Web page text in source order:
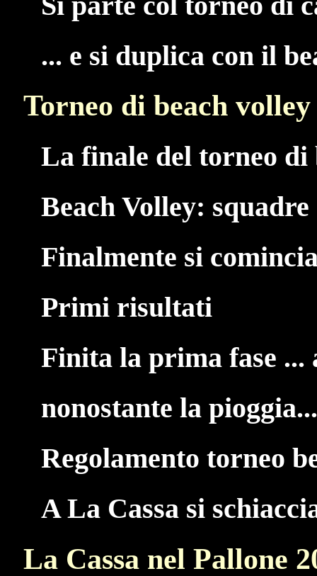
... e si duplica con il
Torneo di beach volley
La finale del torneo di
Beach Volley:
Finalmente si
Primi risultati
Finita la prima fase ...
nonostante la
Regolamento torneo
A La Cassa si
La Cassa nel Pallone